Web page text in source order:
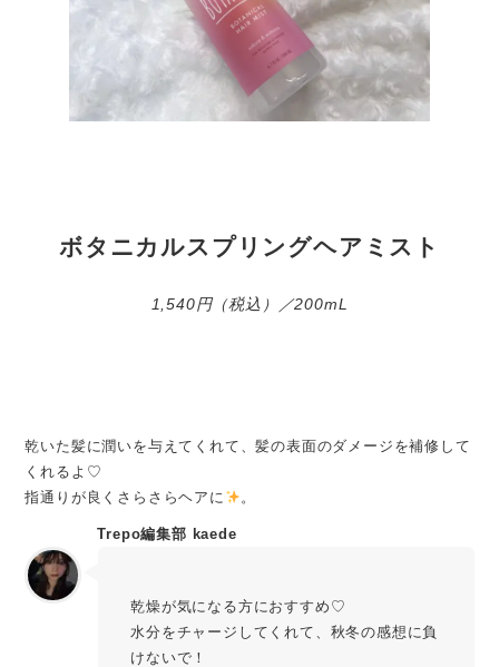
ボタニカルスプリングヘアミスト
1,540円（税込）／200mL
乾いた髪に潤いを与えてくれて、髪の表面のダメージを補修して
くれるよ♡
指通りが良くさらさらヘアに
。
Trepo編集部 kaede
乾燥が気になる方におすすめ♡
水分をチャージしてくれて、秋冬の感想に負
けないで！